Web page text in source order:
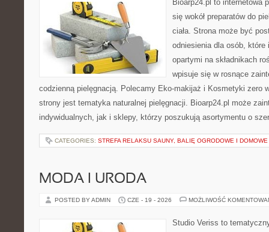
Bioarp24.pl to internetowa
się wokół preparatów do
ciała. Strona może być
odniesienia dla osób,
opartymi na składnikach
wpisuje się w rosnące
codzienną pielęgnacją. Polecamy Eko-makijaż i Kosmetyki zero
strony jest tematyka naturalnej pielęgnacji. Bioarp24.pl może
indywidualnych, jak i sklepy, którzy poszukują asortymentu o
CATEGORIES: STREFA RELAKSU SAUNY, BALIĘ OGRODOWE I DOMOWE
MODA I URODA
POSTED BY ADMIN CZE - 19 - 2026 MOŻLIWOŚĆ
Studio Veriss to